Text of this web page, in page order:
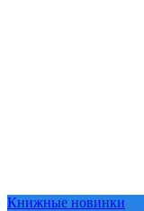
Книжные новинки